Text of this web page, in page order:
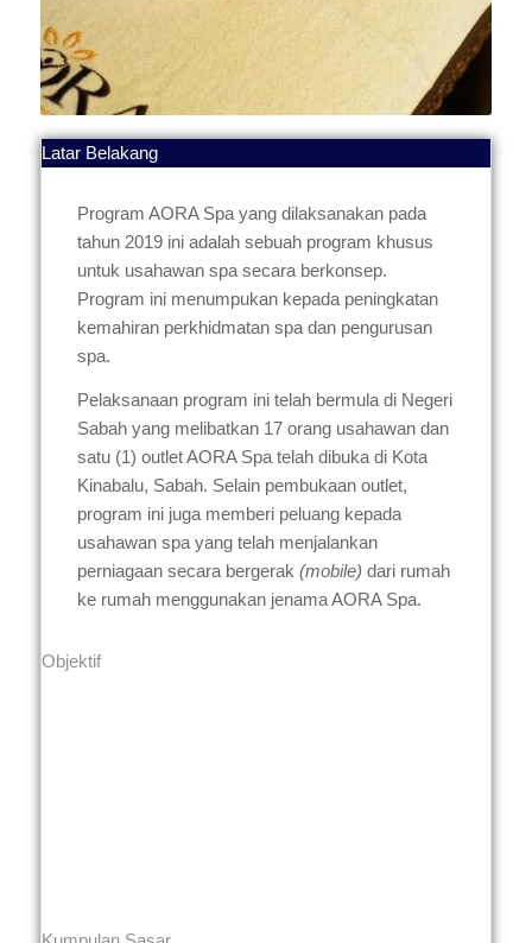
Latar Belakang
Program AORA Spa yang dilaksanakan pada
tahun 2019 ini adalah sebuah program khusus
untuk usahawan spa secara berkonsep.
Program ini menumpukan kepada peningkatan
kemahiran perkhidmatan spa dan pengurusan
spa.
Pelaksanaan program ini telah bermula di Negeri
Sabah yang melibatkan 17 orang usahawan dan
satu (1) outlet AORA Spa telah dibuka di Kota
Kinabalu, Sabah. Selain pembukaan outlet,
program ini juga memberi peluang kepada
usahawan spa yang telah menjalankan
perniagaan secara bergerak (mobile) dari rumah
ke rumah menggunakan jenama AORA Spa.
Objektif